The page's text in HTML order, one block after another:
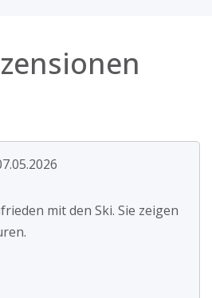
mit den Ski. Sie zeigen